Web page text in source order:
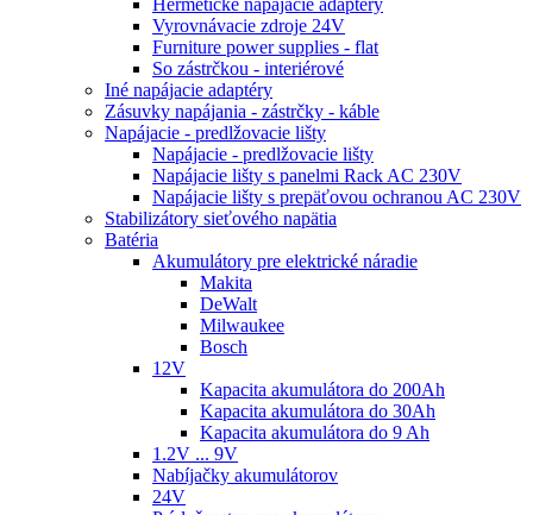
Hermetické napájacie adaptéry
Vyrovnávacie zdroje 24V
Furniture power supplies - flat
So zástrčkou - interiérové
Iné napájacie adaptéry
Zásuvky napájania - zástrčky - káble
Napájacie - predlžovacie lišty
Napájacie - predlžovacie lišty
Napájacie lišty s panelmi Rack AC 230V
Napájacie lišty s prepäťovou ochranou AC 230V
Stabilizátory sieťového napätia
Batéria
Akumulátory pre elektrické náradie
Makita
DeWalt
Milwaukee
Bosch
12V
Kapacita akumulátora do 200Ah
Kapacita akumulátora do 30Ah
Kapacita akumulátora do 9 Ah
1.2V ... 9V
Nabíjačky akumulátorov
24V